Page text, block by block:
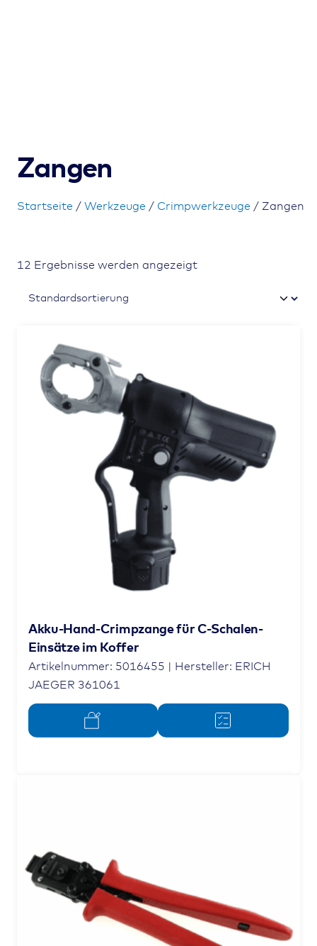
Zangen
Startseite / Werkzeuge / Crimpwerkzeuge / Zangen
12 Ergebnisse werden angezeigt
Akku-Hand-Crimpzange für C-Schalen-
Einsätze im Koffer
Artikelnummer: 5016455 | Hersteller: ERICH
JAEGER 361061